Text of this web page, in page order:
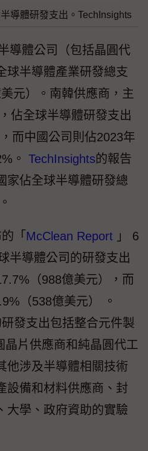
導體研發支出。TechInsights
導體公司（包括晶圓代
球半導體產業研發總支
元）。南韓供應商，主
佔全球半導體研發支出
而中國公司則佔2023年
。 TechInsights的報告
家佔全球半導體研發總
「 McClean Report 」 6
半導體公司的研發支出
（988億美元），而
（538億美元） 。
發支出包括整合元件製
晶片供應商和純晶圓代工
他涉及半導體相關技術
設備和材料供應商、封
大學、政府資助的實驗